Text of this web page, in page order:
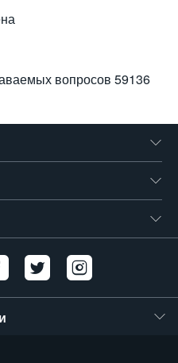
вопросов 59136